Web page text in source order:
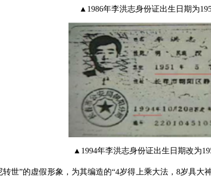
▲1986年李洪志身份证出生日期为
▲1994年李洪志身份证出生日期改为
世”的虚假形象，为其编造的“4岁得上乘大法，8岁具